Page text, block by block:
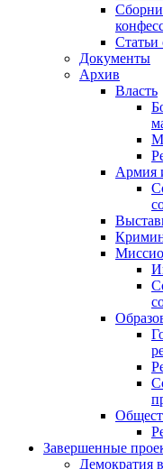
Статьи
Документы
Архив
Власть
Армия
Завершенные
Демократия